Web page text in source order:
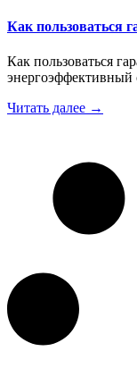
Как пользоваться
Как пользоваться
Читать далее →